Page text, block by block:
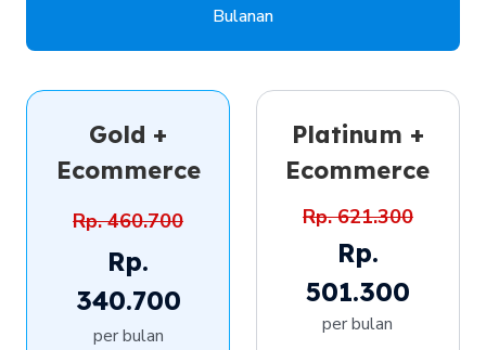
Bulanan
Gold +
Ecommerce
Rp. 460.700
Rp.
340.700
per bulan
Platinum +
Ecommerce
Rp. 621.300
Rp.
501.300
per bulan